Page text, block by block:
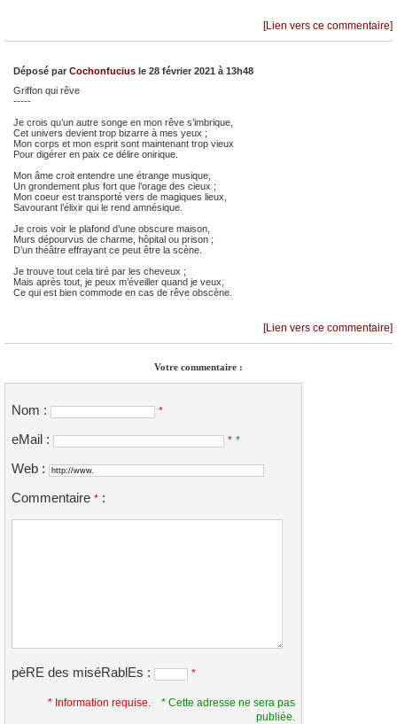
[Lien vers ce commentaire]
Déposé par Cochonfucius le 28 février 2021 à 13h48
Griffon qui rêve
-----
Je crois qu’un autre songe en mon rêve s’imbrique,
Cet univers devient trop bizarre à mes yeux ;
Mon corps et mon esprit sont maintenant trop vieux
Pour digérer en paix ce délire onirique.
Mon âme croit entendre une étrange musique,
Un grondement plus fort que l’orage des cieux ;
Mon coeur est transporté vers de magiques lieux,
Savourant l’élixir qui le rend amnésique.
Je crois voir le plafond d’une obscure maison,
Murs dépourvus de charme, hôpital ou prison ;
D’un théâtre effrayant ce peut être la scène.
Je trouve tout cela tiré par les cheveux ;
Mais après tout, je peux m’éveiller quand je veux,
Ce qui est bien commode en cas de rêve obscène.
[Lien vers ce commentaire]
Votre commentaire :
Nom : *
eMail : * *
Web :
Commentaire * :
pèRE des miséRablEs : *
* Information requise.
* Cette adresse ne sera pas
publiée.